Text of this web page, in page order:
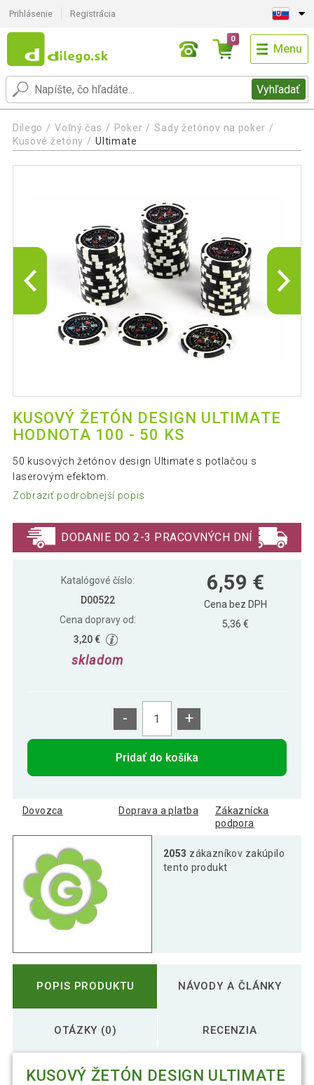
Prihlásenie Registrácia
Vyhľadať
0
Menu
Dilego Voľný čas Poker
Sady žetónov na poker
Kusové žetóny
Ultimate
KUSOVÝ ŽETÓN DESIGN ULTIMATE
HODNOTA 100 - 50 KS
50 kusových žetónov design Ultimate s potlačou s
laserovým efektom.
Zobraziť podrobnejší popis
DODANIE DO 2-3 PRACOVNÝCH DNÍ
Katalógové číslo:
D00522
Cena dopravy od:
3,20 €
skladom
6,59 €
Cena bez DPH
5,36 €
- +
Pridať do košíka
Dovozca Doprava a platba
Zákaznícka
podpora
2053 zákazníkov zakúpilo
tento produkt
POPIS PRODUKTU NÁVODY A ČLÁNKY
OTÁZKY (0) RECENZIA
KUSOVÝ ŽETÓN DESIGN ULTIMATE